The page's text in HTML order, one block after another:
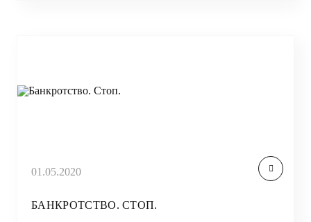
01.05.2020
БАНКРОТСТВО. СТОП.